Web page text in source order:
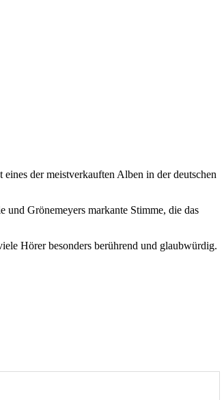
eines der meistverkauften Alben in der deutschen
Grönemeyers markante Stimme, die das
Hörer besonders berührend und glaubwürdig.